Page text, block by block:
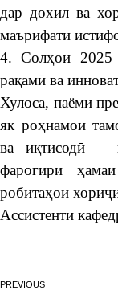
дар дохил ва
маърифати
4. Солҳои 2025
рақамӣ ва
Хулоса, паёми
як роҳнамои
ва иқтисодӣ –
фарогири
робитаҳои
Ассистенти
PREVIOUS